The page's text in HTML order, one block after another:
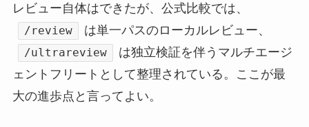
レビュー自体はできたが、公式比較では、
/review は単一パスのローカルレビュー、
/ultrareview
は独立検証を伴うマルチエージ
ェントフリートとして整理されている。ここが最
大の進歩点と言ってよい。